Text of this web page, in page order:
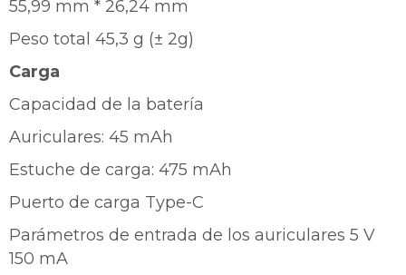
55,99 mm * 26,24 mm
Peso total 45,3 g (± 2g)
Carga
Capacidad de la batería
Auriculares: 45 mAh
Estuche de carga: 475 mAh
Puerto de carga Type-C
Parámetros de entrada de los auriculares 5 V
150 mA
Comprá ahora y Pagá
cuotas y sin tocar tu
tarjeta de crédito
Comprá en 3 cuotas sin recargo o hasta en
Verifica si estás calificado para comprar con
Cédula de identidadDespués.
¡Tenés hasta
para comprar en las cuotas que
Ups!
Parece que no tenes oferta, lamentamos
¡Algo salió mal!
Por favor intenta nuevamente mas tarde.